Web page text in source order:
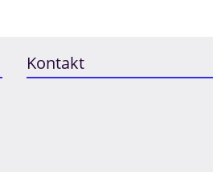
Kontakt